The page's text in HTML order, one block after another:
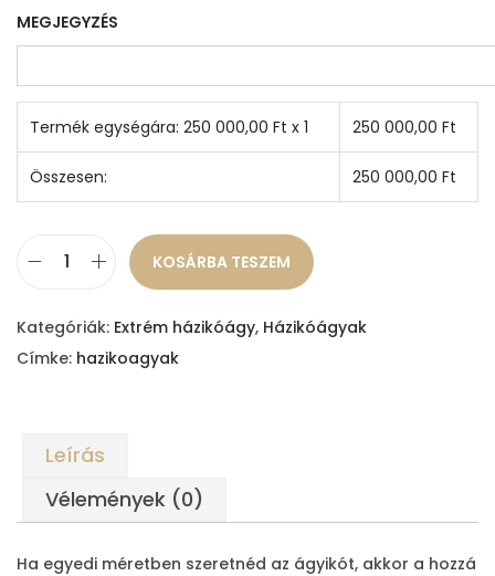
MEGJEGYZÉS
Termék egységára: 250 000,00 Ft x 1 250 000,00 Ft
Összesen: 250 000,00 Ft
k
a
z
i
k
KOSÁRBA TESZEM
Kategóriák: Extrém házikóágy, Házikóágyak
Címke: hazikoagyak
Leírás
Vélemények (0)
Ha egyedi méretben szeretnéd az ágyikót, akkor a hozzá